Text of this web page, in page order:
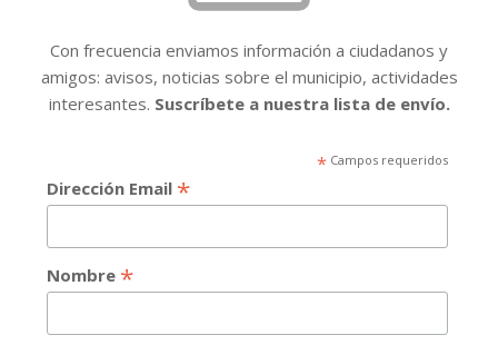
Con frecuencia enviamos información a ciudadanos y
amigos: avisos, noticias sobre el municipio, actividades
interesantes. Suscríbete a nuestra lista de envío.
*Campos requeridos
Dirección Email *
Nombre *